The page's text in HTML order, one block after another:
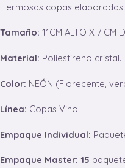
Hermosas copas elaboradas
Tamaño: 11CM ALTO X 7 CM
Material: Poliestireno cristal.
Color: NEÓN (Florecente,
Línea: Copas Vino
Empaque Individual:
Empaque Master: 15